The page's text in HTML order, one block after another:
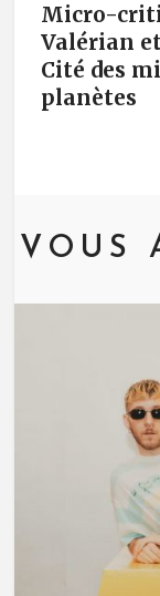
Micro-
Valérian
Cité des
planètes
VOUS